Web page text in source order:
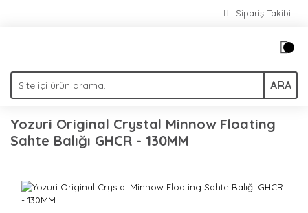
Sipariş Takibi
ARA
Yozuri Original Crystal Minnow Floating
Sahte Balığı GHCR - 130MM